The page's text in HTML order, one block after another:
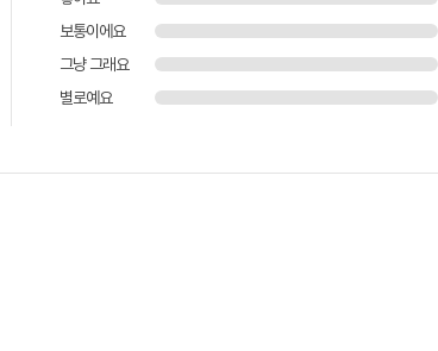
보통이에요
그냥 그래요
별로예요